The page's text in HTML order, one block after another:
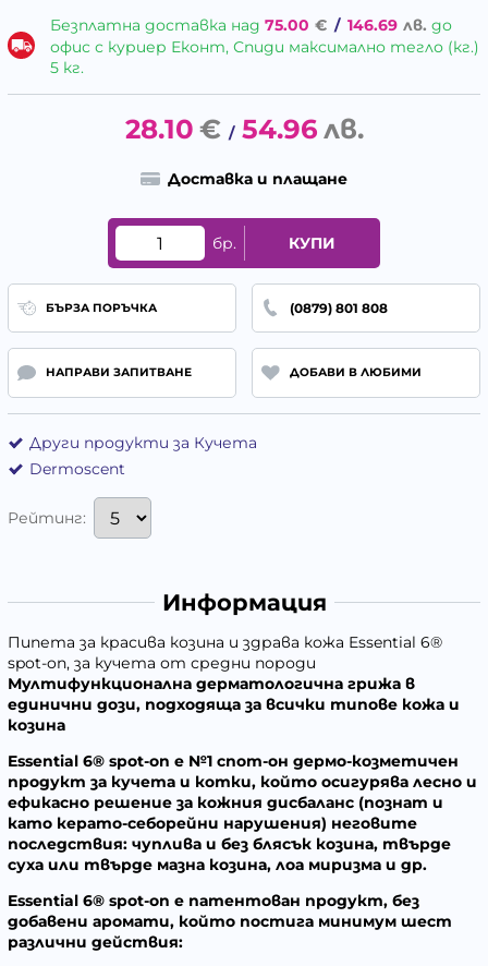
Безплатна доставка над 75.00 € / 146.69 лв. до
офис с куриер Еконт, Спиди максимално тегло (кг.)
5 кг.
28.10 € / 54.96 лв.
Доставка и плащане
бр. КУПИ
БЪРЗА ПОРЪЧКА (0879) 801 808
НАПРАВИ ЗАПИТВАНЕ ДОБАВИ В ЛЮБИМИ
Други продукти за Кучета
Dermoscent
Рейтинг:
Информация
Пипета за красива козина и здрава кожа Essential 6®
spot-on, за кучета от средни породи
Мултифункционална дерматологична грижа в
единични дози, подходяща за всички типове кожа и
козина
Essential 6® spot-on е №1 спот-он дермо-козметичен
продукт за кучета и котки, който осигурява лесно и
ефикасно решение за кожния дисбаланс (познат и
като керато-себорейни нарушения) неговите
последствия: чуплива и без блясък козина, твърде
суха или твърде мазна козина, лоа миризма и др.
Essential 6® spot-on е патентован продукт, без
добавени аромати, който постига минимум шест
различни действия: